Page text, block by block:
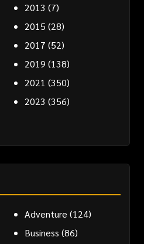
2013 (7)
2015 (28)
2017 (52)
2019 (138)
2021 (350)
2023 (356)
Adventure (124)
Business (86)